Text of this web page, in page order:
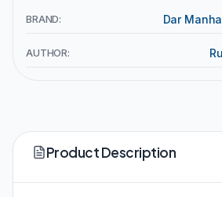
BRAND:
AUTHOR:
Product Description